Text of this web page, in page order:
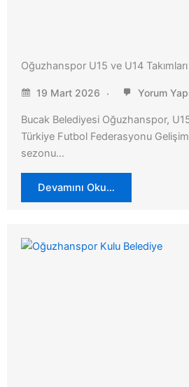
Oğuzhanspor U15 ve U14
19 Mart 2026 Yorum
Bucak Belediyesi Oğuzhanspor,
Türkiye Futbol Federasyonu
sezonu…
Devamını Oku…